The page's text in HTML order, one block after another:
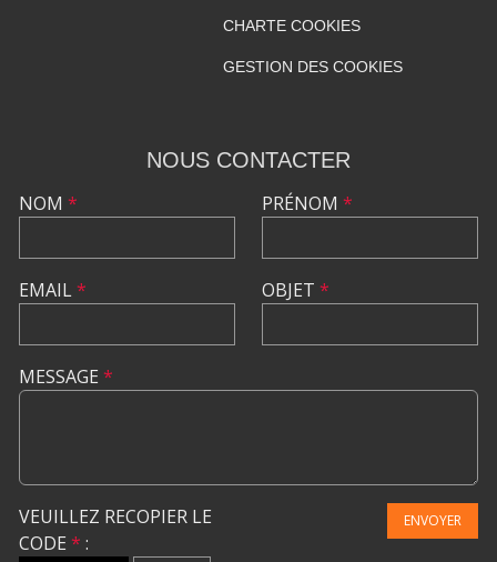
CHARTE COOKIES
GESTION DES COOKIES
NOUS CONTACTER
NOM *
EMAIL*
PRÉNOM *
OBJET *
MESSAGE *
VEUILLEZ RECOPIER LE
CODE * :
ENVOYER